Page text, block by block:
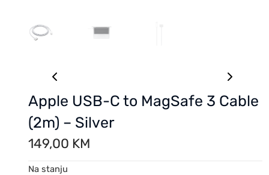
Apple USB-C to MagSafe 3 Cable
(2m) – Silver
149,00 KM
Na stanju